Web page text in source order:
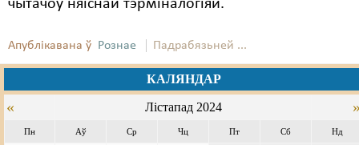
чытачоў няіснай тэрміналогіяй.
Апублікавана ў Рознае Падрабязьней ...
КАЛЯНДАР
« Лістапад 2024
Пн Аў Ср Чц Пт Сб Нд